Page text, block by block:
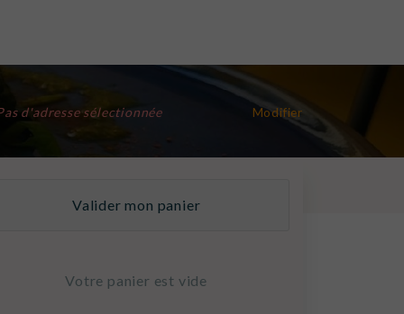
d'adresse sélectionnée Modifier
Valider mon panier
Votre panier est vide